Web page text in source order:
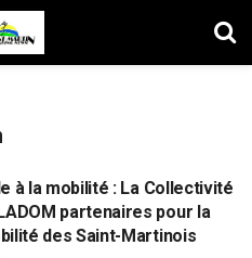
à la mobilité : La Collectivité
partenaires pour la
des Saint-Martinois